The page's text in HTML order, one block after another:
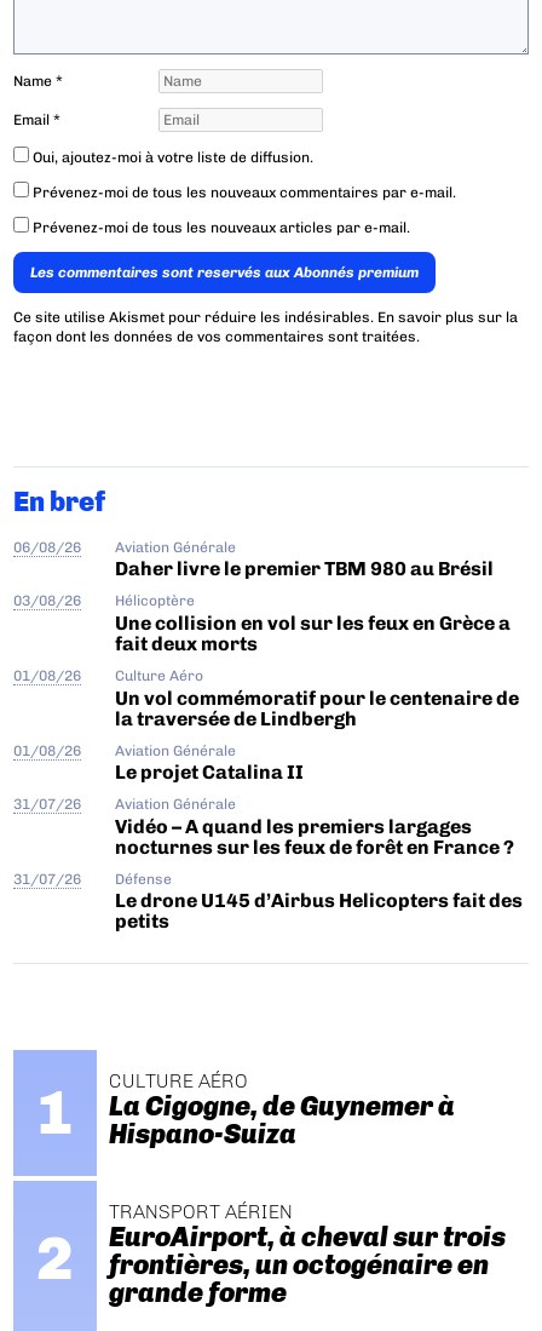
Name*
Email*
Oui, ajoutez-moi à votre liste de diffusion.
Prévenez-moi de tous les nouveaux commentaires par e-mail.
Prévenez-moi de tous les nouveaux articles par e-mail.
Les commentaires sont reservés aux Abonnés premium
Ce site utilise Akismet pour réduire les indésirables. En savoir plus sur la
façon dont les données de vos commentaires sont traitées.
En bref
06/08/26 Aviation Générale
Daher livre le premier TBM 980 au Brésil
03/08/26 Hélicoptère
Une collision en vol sur les feux en Grèce a
fait deux morts
01/08/26 Culture Aéro
Un vol commémoratif pour le centenaire de
la traversée de Lindbergh
01/08/26 Aviation Générale
Le projet Catalina II
31/07/26 Aviation Générale
Vidéo – A quand les premiers largages
nocturnes sur les feux de forêt en France ?
31/07/26 Défense
Le drone U145 d’Airbus Helicopters fait des
petits
CULTURE AÉRO
La Cigogne, de Guynemer à
Hispano-Suiza
TRANSPORT AÉRIEN
EuroAirport, à cheval sur trois
frontières, un octogénaire en
grande forme